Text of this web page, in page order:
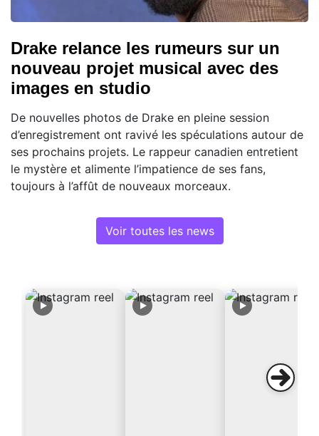
Drake relance les rumeurs sur un
nouveau projet musical avec des
images en studio
De nouvelles photos de Drake en pleine session
d’enregistrement ont ravivé les spéculations autour de
ses prochains projets. Le rappeur canadien entretient
le mystère et alimente l’impatience de ses fans,
toujours à l’affût de nouveaux morceaux.
Voir toutes les news